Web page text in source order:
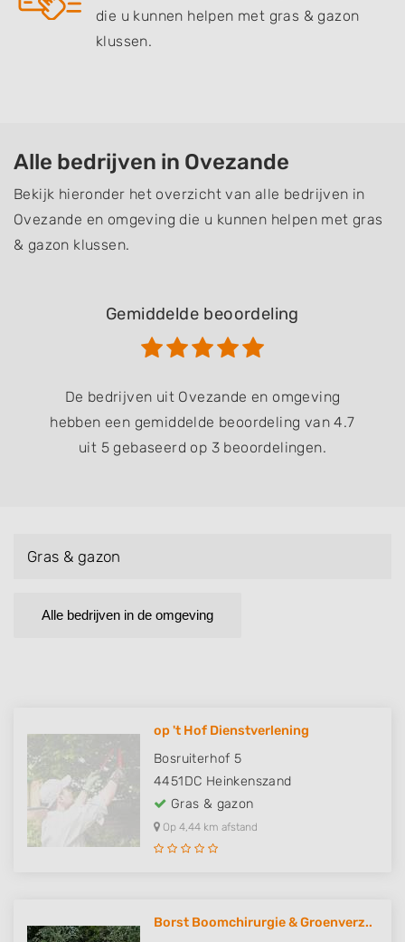
die u kunnen helpen met gras & gazon
klussen.
Alle bedrijven in Ovezande
Bekijk hieronder het overzicht van alle bedrijven in
Ovezande en omgeving die u kunnen helpen met gras
& gazon klussen.
Gemiddelde beoordeling
De bedrijven uit Ovezande en omgeving
hebben een gemiddelde beoordeling van 4.7
uit 5 gebaseerd op 3 beoordelingen.
Gras & gazon
Alle bedrijven in de omgeving
op 't Hof Dienstverlening
Bosruiterhof 5
4451DC Heinkenszand
Gras & gazon
Op 4,44 km afstand
Borst Boomchirurgie & Groenverz..